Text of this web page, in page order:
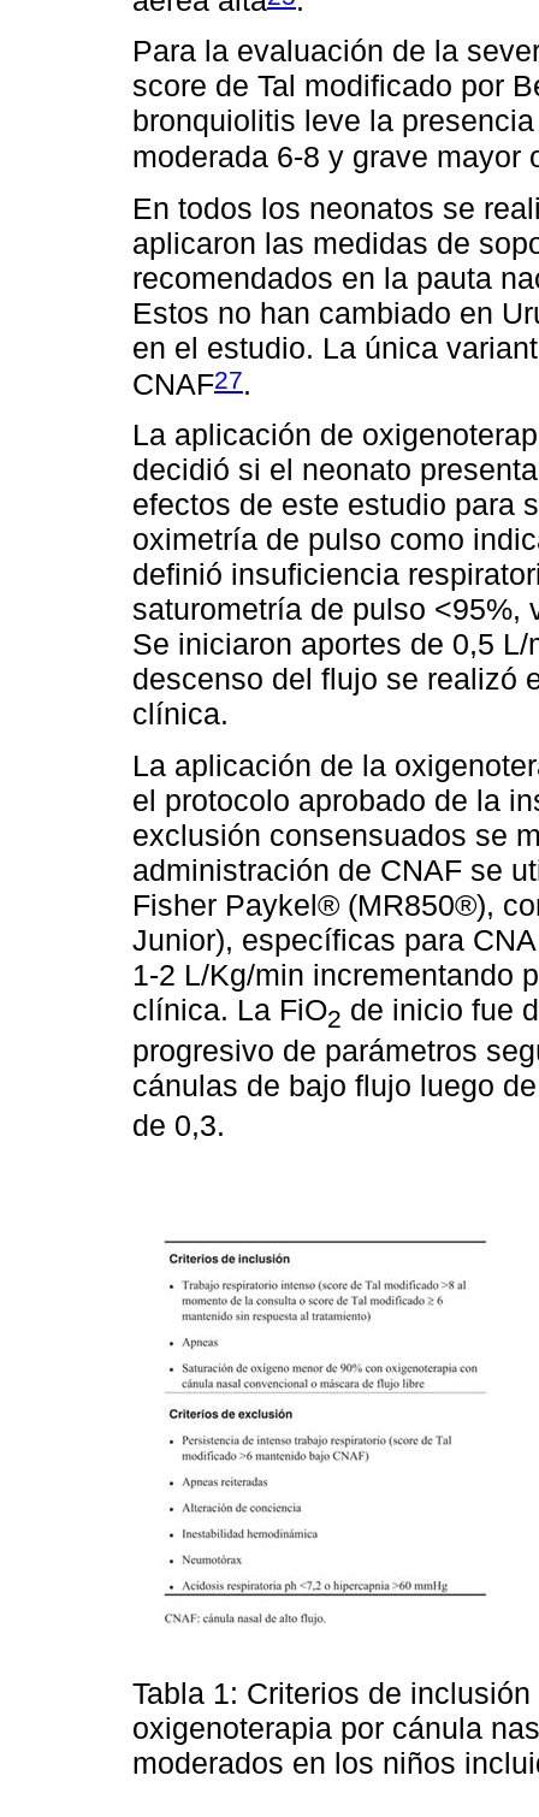
Para la evaluación de la
score de Tal modificado por
bronquiolitis leve la
moderada 6-8 y grave mayor
En todos los neonatos se
aplicaron las medidas de
recomendados en la pauta
Estos no han cambiado en
en el estudio. La única
CNAF27.
La aplicación de
decidió si el neonato
efectos de este estudio para
oximetría de pulso como
definió insuficiencia
saturometría de pulso <95%,
Se iniciaron aportes de 0,5
descenso del flujo se realizó
clínica.
La aplicación de la
el protocolo aprobado de la
exclusión consensuados se
administración de CNAF se
Fisher Paykel® (MR850®),
Junior), específicas para
1-2 L/Kg/min incrementando
clínica. La FiO2 de inicio fue
progresivo de parámetros
cánulas de bajo flujo luego
de 0,3.
Tabla 1: Criterios de
oxigenoterapia por cánula
moderados en los niños